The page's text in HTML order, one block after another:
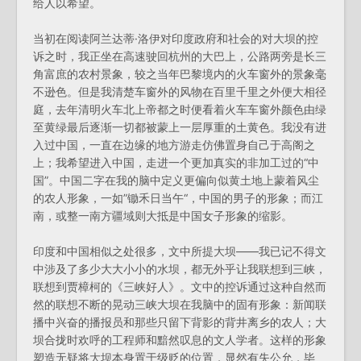
当初在阅读阿兰达蒂·洛伊对印度政府和社会的对大坝的控
诉之时，我正坐在高速驶回杭州的大巴上，公路两旁是长三
角富庶的农村景象，较之当年巴黎境内的火车窗外的景象毫
不逊色。但是我清楚车窗外的风物在百里千里之外便大相径
庭，去年清明火车北上帝都之时便看着火车车窗外颜色由绿
至黄绿最后逐渐一切都被蒙上一层厚重的土黄色。我没有进
入过中国，一直在边缘的地方游走仿佛置身自己于高阁之
上；我希望进入中国，走进一个更加真实的非加工过的“中
国”。中国二字在我的脑中定义更偏向似黄土地上蒙着风尘
的农人形象，一如”锄禾日当午“，中国的男子的形象；而江
南，或整一南方疆域则大抵是中国女子形象的缩影。
印度和中国相似之处很多，文中所提大坝——我已记不得文
中涉及了多少大大小小的水坝，都无外乎让我联想到三峡，
联想到贾樟柯的《三峡好人》。文中的控诉通过这种自然而
然的联想不断的晃动三峡大坝在我脑中的固有形象：新闻联
播中兴奋的播报员和那些只留下背影的背井离乡的农人；大
坝合拢时欢呼的工程师和黯然叹息的文人学者。这样的形象
塑造无疑将大坝本身置于级贬的位置，显然有失公允，毕